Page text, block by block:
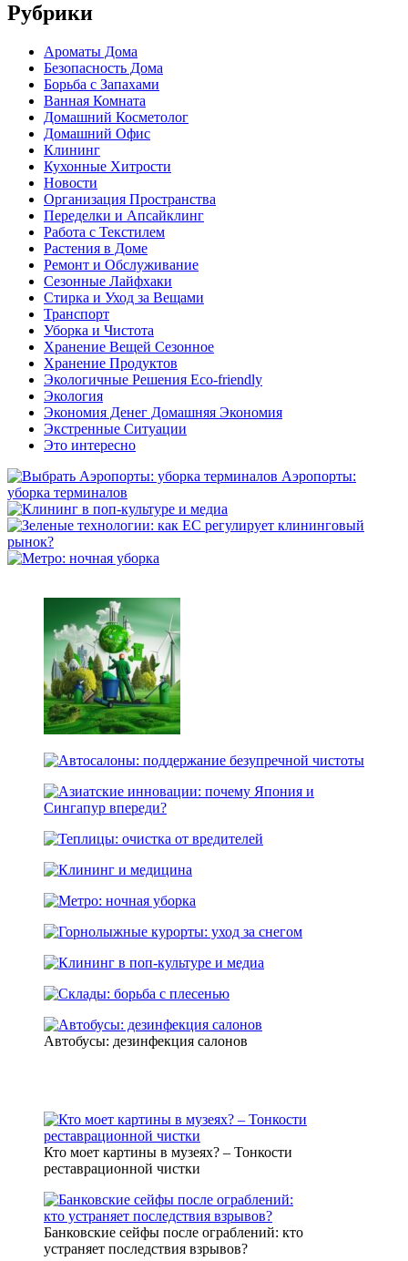
Рубрики
Ароматы Дома
Безопасность Дома
Борьба с Запахами
Ванная Комната
Домашний Косметолог
Домашний Офис
Клининг
Кухонные Хитрости
Новости
Организация Пространства
Переделки и Апсайклинг
Работа с Текстилем
Растения в Доме
Ремонт и Обслуживание
Сезонные Лайфхаки
Стирка и Уход за Вещами
Транспорт
Уборка и Чистота
Хранение Вещей Сезонное
Хранение Продуктов
Экологичные Решения Eco-friendly
Экология
Экономия Денег Домашняя Экономия
Экстренные Ситуации
Это интересно
Автобусы: дезинфекция салонов
Кто моет картины в музеях? – Тонкости
реставрационной чистки
Банковские сейфы после ограблений: кто
устраняет последствия взрывов?